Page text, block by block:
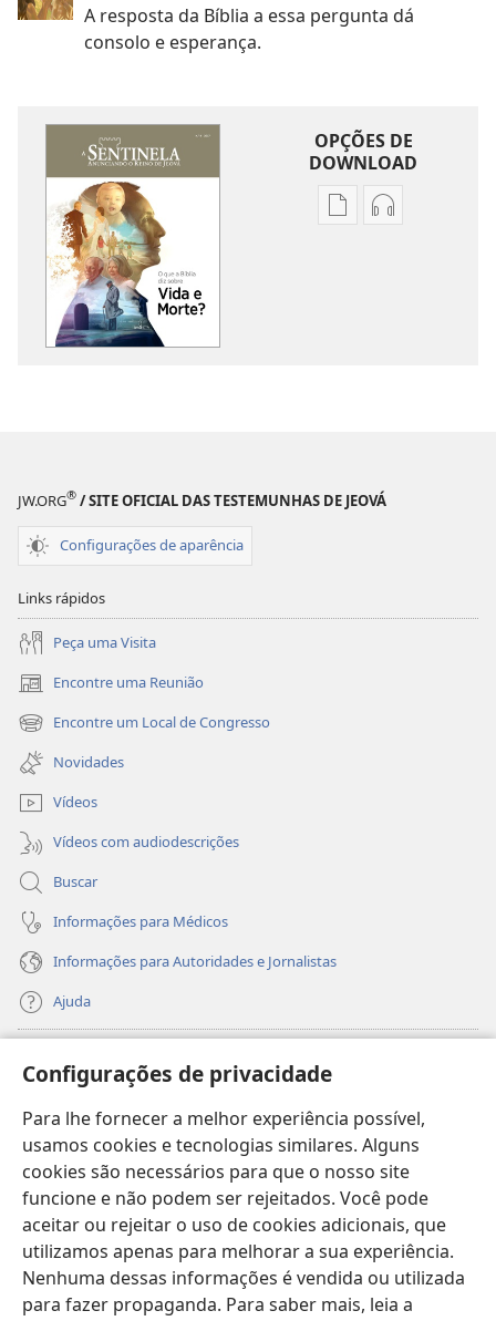
Configurações de privacidade
Para lhe fornecer a melhor experiência possível,
usamos cookies e tecnologias similares. Alguns
cookies são necessários para que o nosso site
funcione e não podem ser rejeitados. Você pode
aceitar ou rejeitar o uso de cookies adicionais, que
utilizamos apenas para melhorar a sua experiência.
Nenhuma dessas informações é vendida ou utilizada
para fazer propaganda. Para saber mais, leia a
A resposta da Bíblia a essa pergunta dá
consolo e esperança.
OPÇÕES DE
DOWNLOAD
OpçõesOpções
JW.ORG® / SITE OFICIAL DAS TESTEMUNHAS DE JEOVÁ
Configurações de aparência
Links rápidos
Peça uma Visita
Encontre uma Reunião
(abre
nova
janela)
Encontre um Local de Congresso
(abre
nova
janela)
Novidades
Vídeos
Vídeos com audiodescrições
Buscar
Informações para Médicos
Informações para Autoridades e Jornalistas
Ajuda
(abre
nova
janela)
Biblioteca On-line da Torre de Vigia™
(abre
nova
janela)JW Hub
(abre
nova
janela)JW Library
Watchtower Library